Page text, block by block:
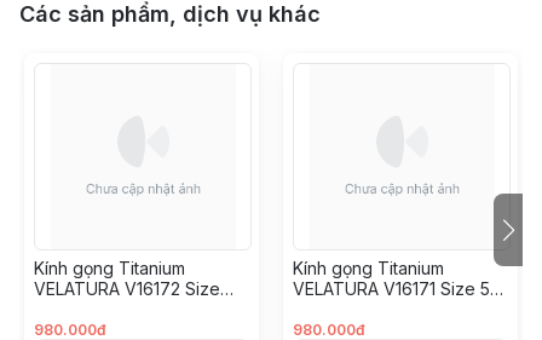
Các sản phẩm, dịch vụ khác
Kính gọng Titanium
VELATURA V16172 Size
980.000đ
Kính gọng Titanium
VELATURA V16171 Size 53-
980.000đ